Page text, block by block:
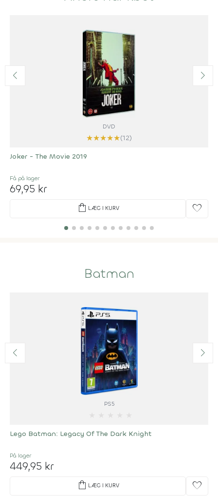
DVD
★★★★★(12)
Joker - The Movie 2019
Få på lager
69,95 kr
shopping_bag LÆG I KURV favorite
Batman
PS5
Lego Batman: Legacy Of The Dark Knight
På lager
449,95 kr
shopping_bag LÆG I KURV favorite